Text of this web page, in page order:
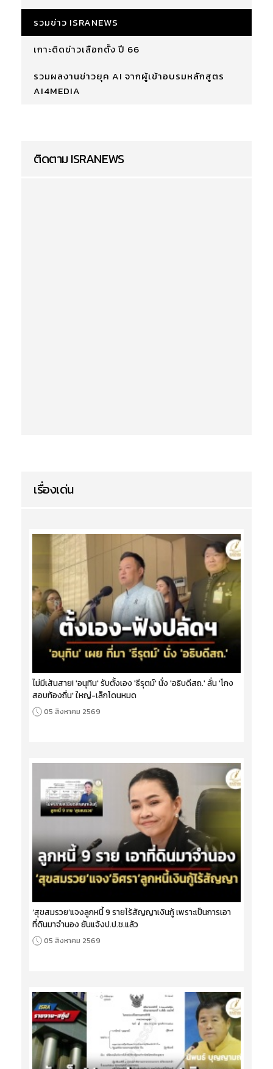
รวมข่าว ISRANEWS
เกาะติดข่าวเลือกตั้ง ปี 66
รวมผลงานข่าวยุค AI จากผู้เข้าอบรมหลักสูตร
AI4MEDIA
ติดตาม ISRANEWS
เรื่องเด่น
ไม่มีเส้นสาย! 'อนุทิน' รับตั้งเอง 'ธีรุตม์' นั่ง 'อธิบดีสถ.' ลั่น 'โกง
สอบท้องถิ่น' ใหญ่-เล็กโดนหมด
05 สิงหาคม 2569
‘สุขสมรวย’แจงลูกหนี้ 9 รายไร้สัญญาเงินกู้ เพราะเป็นการเอา
ที่ดินมาจำนอง ยันแจ้งป.ป.ช.แล้ว
05 สิงหาคม 2569